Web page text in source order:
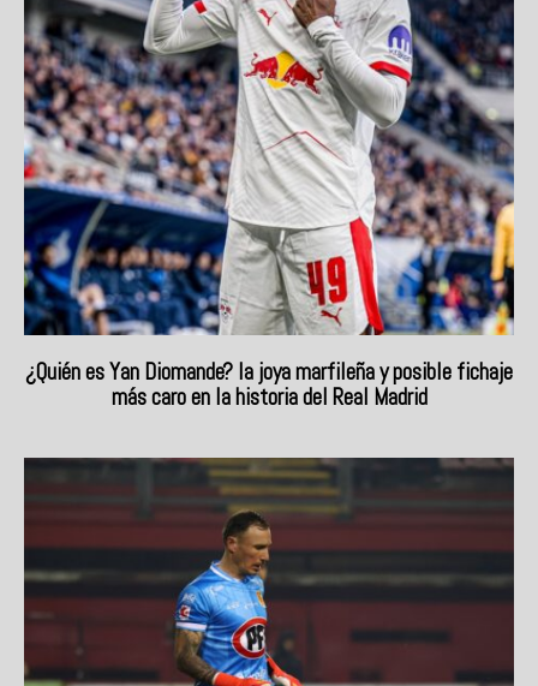
¿Quién es Yan Diomande? la joya marfileña y posible fichaje
más caro en la historia del Real Madrid